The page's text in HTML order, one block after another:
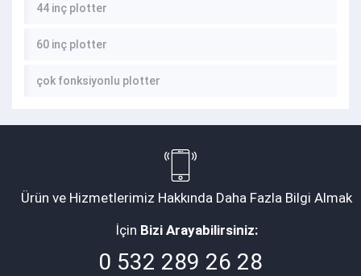
44 inç plotter
60 inç plotter
çok fonksiyonlu plotter
Ürün ve Hizmetlerimiz Hakkında Daha Fazla Bilgi Almak
İçin Bizi Arayabilirsiniz:
0 532 289 26 28